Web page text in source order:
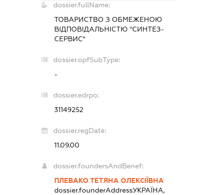
dossier.fullName:
ТОВАРИСТВО З ОБМЕЖЕНОЮ
ВІДПОВІДАЛЬНІСТЮ "СИНТЕЗ-
СЕРВИС"
dossier.opfSubType:
-
dossier.edrpo:
31149252
dossier.regDate:
11.09.00
dossier.foundersAndBenef:
ПЛЕВАКО ТЕТЯНА ОЛЕКСІЇВНА
dossier.founderAddressУКРАЇНА,